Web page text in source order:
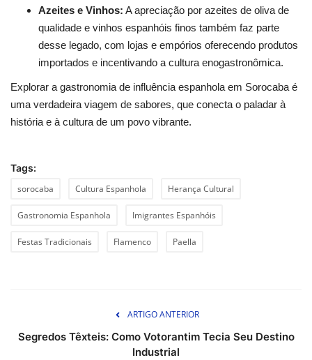
Azeites e Vinhos: A apreciação por azeites de oliva de
qualidade e vinhos espanhóis finos também faz parte
desse legado, com lojas e empórios oferecendo produtos
importados e incentivando a cultura enogastronômica.
Explorar a gastronomia de influência espanhola em Sorocaba é
uma verdadeira viagem de sabores, que conecta o paladar à
história e à cultura de um povo vibrante.
Tags:
sorocaba
Cultura Espanhola Herança Cultural
Gastronomia Espanhola Imigrantes Espanhóis
Festas Tradicionais Flamenco Paella
ARTIGO ANTERIOR
Segredos Têxteis: Como Votorantim Tecia Seu Destino
Industrial